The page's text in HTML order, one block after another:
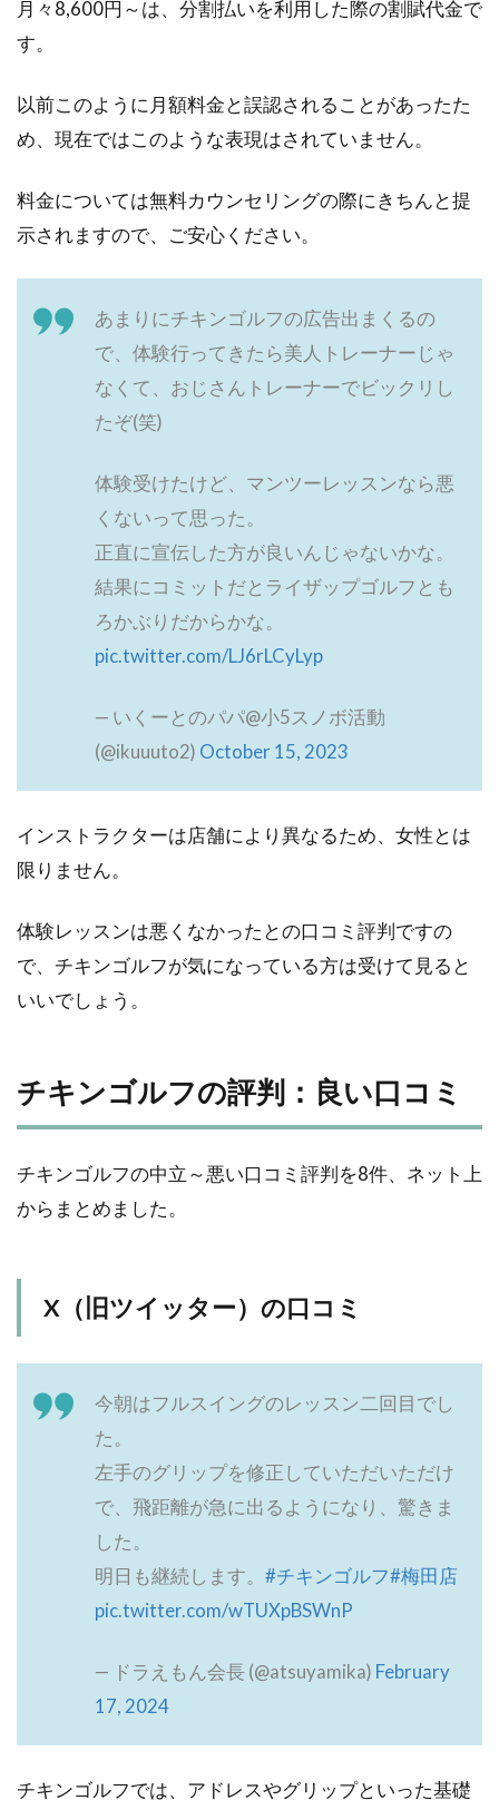
月々8,600円～は、分割払いを利用した際の割賦代金で
す。
以前このように月額料金と誤認されることがあったた
め、現在ではこのような表現はされていません。
料金については無料カウンセリングの際にきちんと提
示されますので、ご安心ください。
あまりにチキンゴルフの広告出まくるの
で、体験行ってきたら美人トレーナーじゃ
なくて、おじさんトレーナーでビックリし
たぞ(笑)
体験受けたけど、マンツーレッスンなら悪
くないって思った。
正直に宣伝した方が良いんじゃないかな。
結果にコミットだとライザップゴルフとも
ろかぶりだからかな。
pic.twitter.com/LJ6rLCyLyp
— いくーとのパパ@小5スノボ活動
(@ikuuuto2) October 15, 2023
インストラクターは店舗により異なるため、女性とは
限りません。
体験レッスンは悪くなかったとの口コミ評判ですの
で、チキンゴルフが気になっている方は受けて見ると
いいでしょう。
チキンゴルフの評判：良い口コミ
チキンゴルフの中立～悪い口コミ評判を8件、ネット上
からまとめました。
X（旧ツイッター）の口コミ
今朝はフルスイングのレッスン二回目でし
た。
左手のグリップを修正していただいただけ
で、飛距離が急に出るようになり、驚きま
した。
明日も継続します。 #チキンゴルフ#梅田店
pic.twitter.com/wTUXpBSWnP
— ドラえもん会長 (@atsuyamika) February
17, 2024
チキンゴルフでは、アドレスやグリップといった基礎